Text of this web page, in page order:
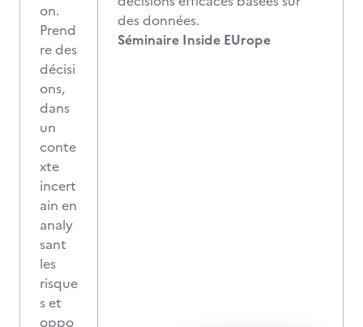
on.
Prend
re des
décisi
ons,
dans
un
conte
xte
incert
ain en
analy
sant
les
risque
s et
oppo
des données.
Séminaire Inside EUrope